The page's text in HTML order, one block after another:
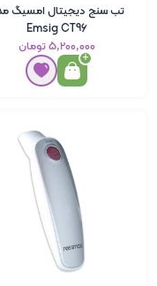
تب سنج دیجیتال امسیگ
Emsig CT96
۵٬۲۰۰٬۰۰۰ تومان